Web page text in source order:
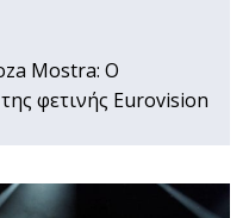
Mostra: Ο
φετινής Εurovision